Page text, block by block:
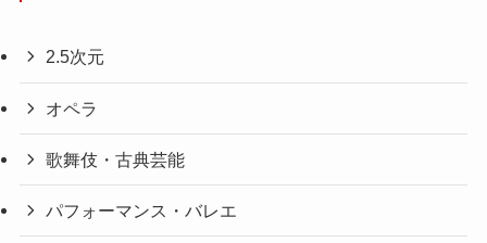
2.5次元
オペラ
歌舞伎・古典芸能
パフォーマンス・バレエ